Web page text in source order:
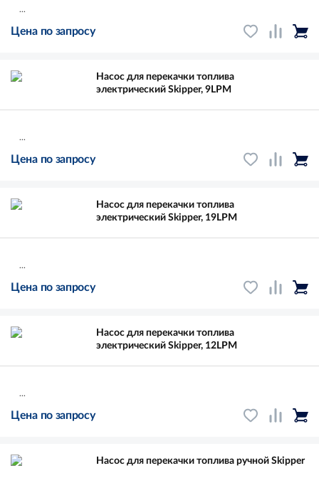
...
Цена по запросу
Насос для перекачки топлива
электрический Skipper, 9LPM
...
Цена по запросу
Насос для перекачки топлива
электрический Skipper, 19LPM
...
Цена по запросу
Насос для перекачки топлива
электрический Skipper, 12LPM
...
Цена по запросу
Насос для перекачки топлива ручной Skipper